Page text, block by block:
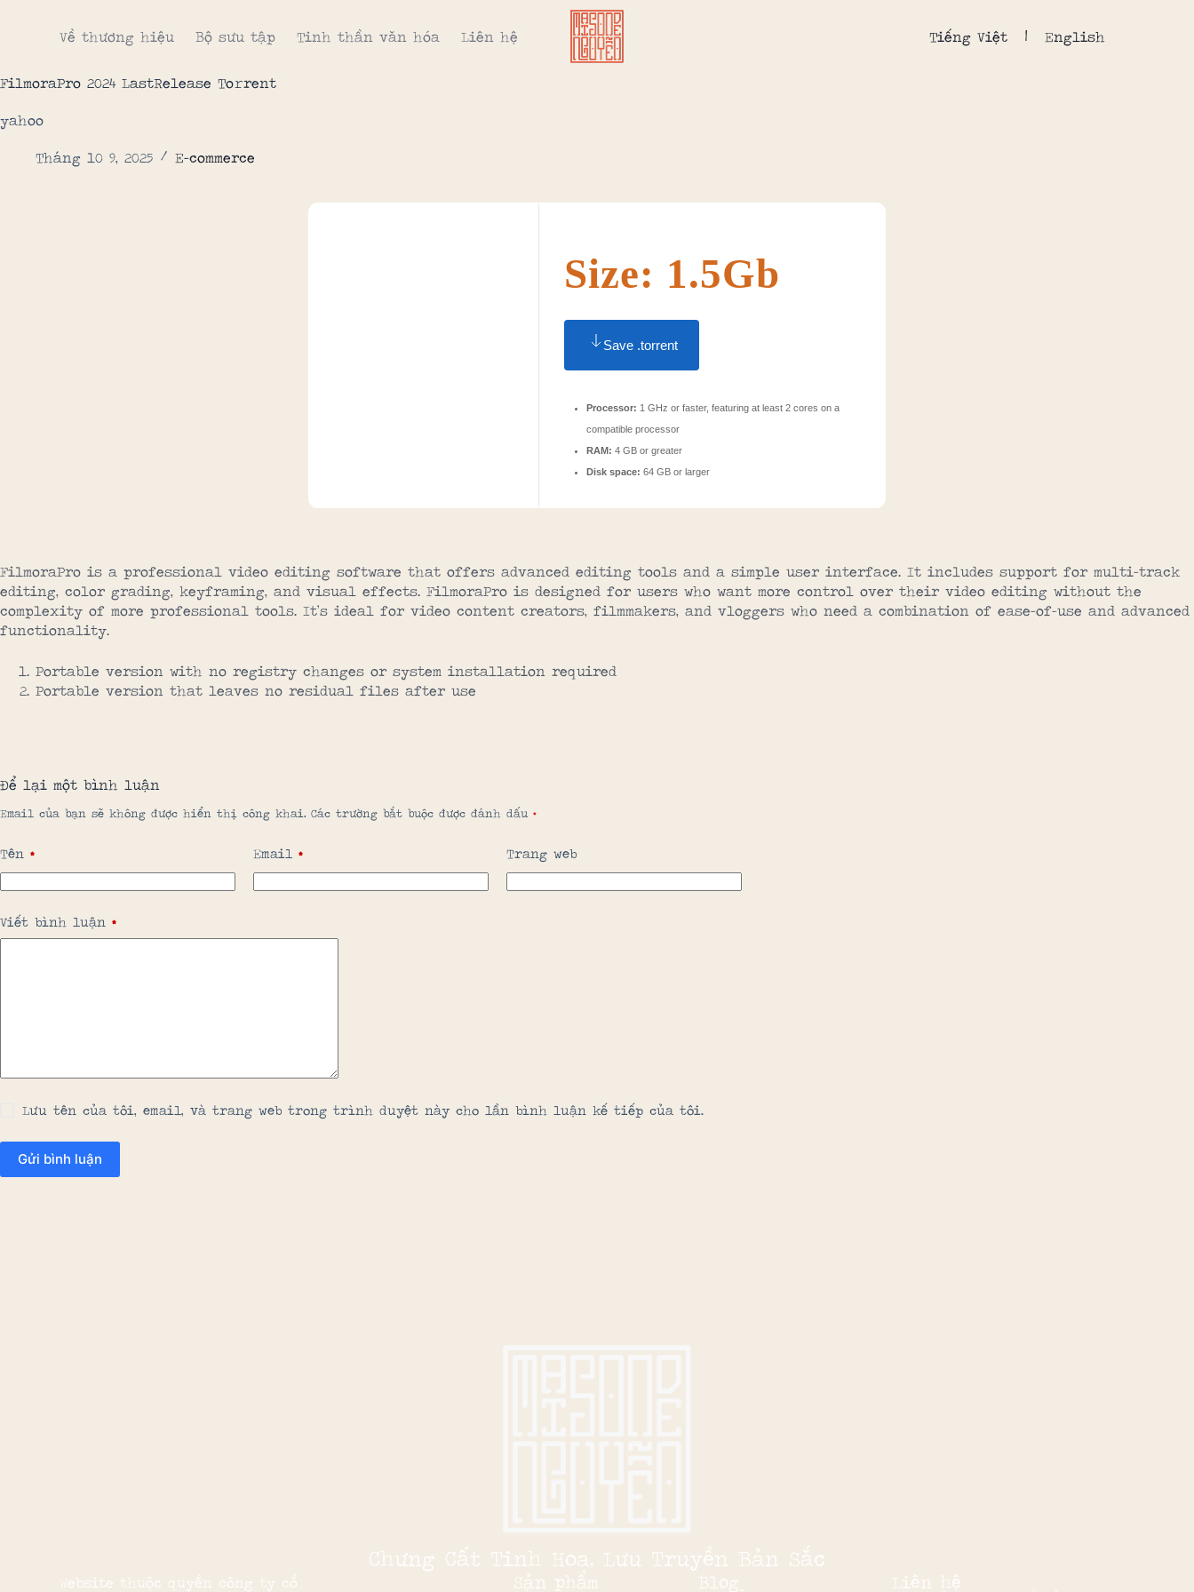
Về thương hiệu Bộ sưu tập Tinh thần văn hóa Liên hệ Tiếng Việt English
FilmoraPro 2024 LastRelease To𝚛rent
yahoo
Tháng 10 9, 2025 E-commerce
Size: 1.5Gb
Save .torrent
Processor: 1 GHz or faster, featuring at least 2 cores on a
compatible processor
RAM: 4 GB or greater
Disk space: 64 GB or larger
FilmoraPro is a professional video editing software that offers advanced editing tools and a simple user interface. It includes support for multi-track
editing, color grading, keyframing, and visual effects. FilmoraPro is designed for users who want more control over their video editing without the
complexity of more professional tools. It’s ideal for video content creators, filmmakers, and vloggers who need a combination of ease-of-use and advanced
functionality.
Portable version with no registry changes or system installation required
Portable version that leaves no residual files after use
Để lại một bình luận
Email của bạn sẽ không được hiển thị công khai. Các trường bắt buộc được đánh dấu *
Tên * Email * Trang web
Viết bình luận *
Lưu tên của tôi, email, và trang web trong trình duyệt này cho lần bình luận kế tiếp của tôi.
Gửi bình luận
Chưng Cất Tinh Hoa, Lưu Truyền Bản Sắc
Website thuộc quyền công ty cổ Sản phẩm Blog Liên hệ